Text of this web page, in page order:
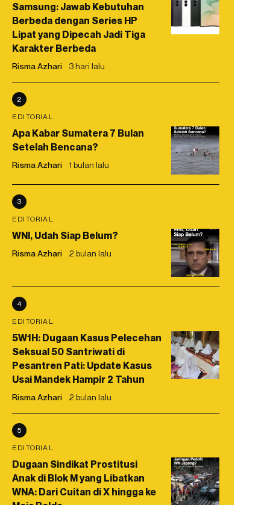
Samsung: Jawab Kebutuhan
Berbeda dengan Series HP
Lipat yang Dipecah Jadi Tiga
Karakter Berbeda
Risma Azhari 3 hari lalu
2
EDITORIAL
Apa Kabar Sumatera 7 Bulan
Setelah Bencana?
Risma Azhari 1 bulan lalu
3
EDITORIAL
WNI, Udah Siap Belum?
Risma Azhari 2 bulan lalu
4
EDITORIAL
5W1H: Dugaan Kasus Pelecehan
Seksual 50 Santriwati di
Pesantren Pati: Update Kasus
Usai Mandek Hampir 2 Tahun
Risma Azhari 2 bulan lalu
5
EDITORIAL
Dugaan Sindikat Prostitusi
Anak di Blok M yang Libatkan
WNA: Dari Cuitan di X hingga ke